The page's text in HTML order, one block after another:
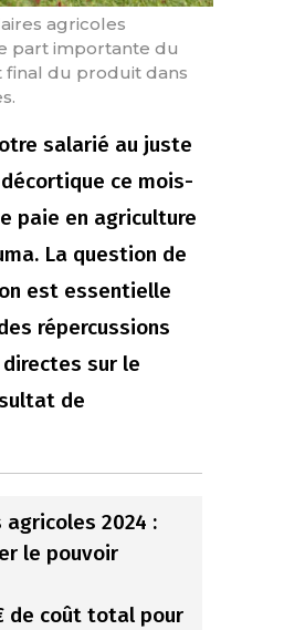
agricoles
part importante du
final du produit dans
salarié au juste
ce mois-
paie en agriculture
La question de
est essentielle
répercussions
sur le
de
agricoles 2024 :
le pouvoir
de coût total pour